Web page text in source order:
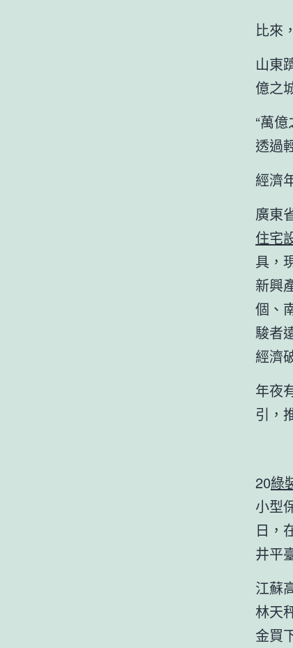
比來
山東
億之
“萬
透過
經濟
廣東
住宅
具，
新興
個、
駿者
經濟
年夜
引，
20綠
小型
日，
井平
江蘇
林天
金買